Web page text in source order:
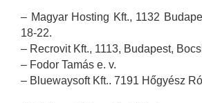
– Magyar Hosting Kft., 1132
18-22.
– Recrovit Kft., 1113, Budapest,
– Fodor Tamás e. v.
– Bluewaysoft Kft.. 7191 Hőgyész